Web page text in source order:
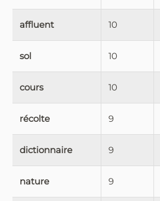
affluent 10
sol 10
cours 10
récolte 9
dictionnaire 9
nature 9